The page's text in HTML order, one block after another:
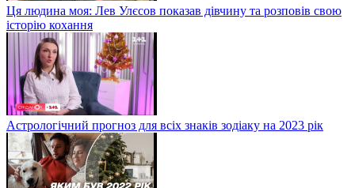
Ця людина моя: Лев Улєсов показав дівчину та розповів свою
історію кохання
Астрологічний прогноз для всіх знаків зодіаку на 2023 рік